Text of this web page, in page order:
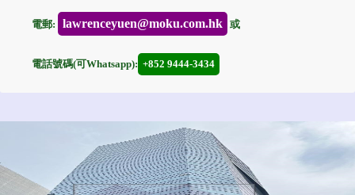
電郵: lawrenceyuen@moku.com.hk 或
電話號碼(可Whatsapp): +852 9444-3434